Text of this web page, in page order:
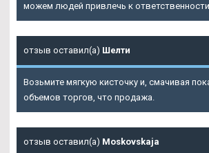
можем людей привлечь к
отзыв оставил(а) Шелти
Возьмите мягкую кисточку и, смачивая
объемов торгов, что продажа.
отзыв оставил(а) Moskovskaja